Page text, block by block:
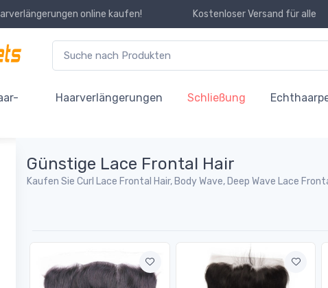
online kaufen! Kostenloser Versand für alle
Haarverlängerungen Schließung
Günstige Lace Frontal Hair
Kaufen Sie Curl Lace Frontal Hair, Body Wave, Deep Wave Lace